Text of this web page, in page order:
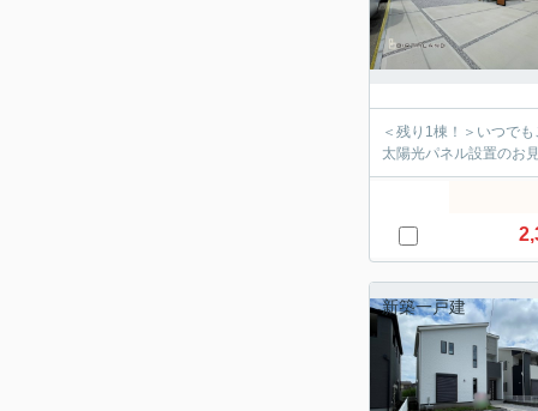
＜残り1棟！＞いつで
太陽光パネル設置のお
新築一戸建